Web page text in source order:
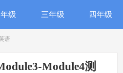
级 三年级 四年级
语
Module4测